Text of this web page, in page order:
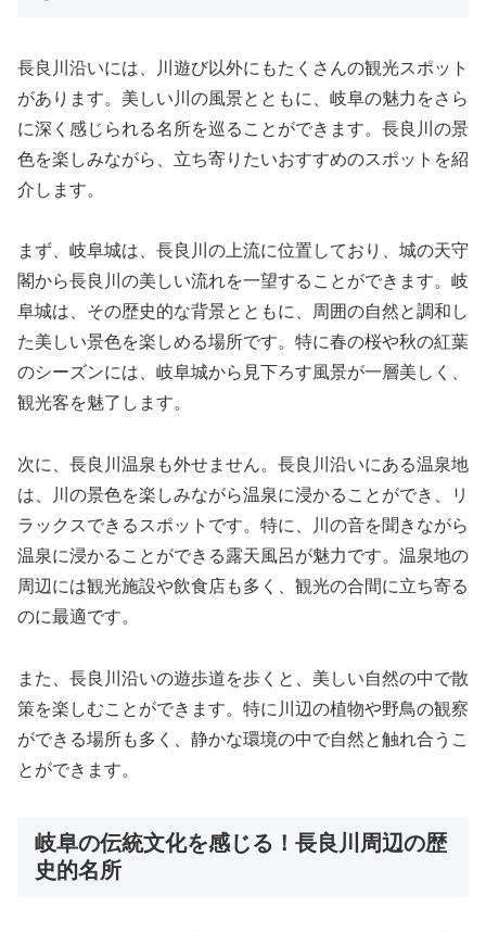
長良川沿いには、川遊び以外にもたくさんの観光スポット
があります。美しい川の風景とともに、岐阜の魅力をさら
に深く感じられる名所を巡ることができます。長良川の景
色を楽しみながら、立ち寄りたいおすすめのスポットを紹
介します。
まず、岐阜城は、長良川の上流に位置しており、城の天守
閣から長良川の美しい流れを一望することができます。岐
阜城は、その歴史的な背景とともに、周囲の自然と調和し
た美しい景色を楽しめる場所です。特に春の桜や秋の紅葉
のシーズンには、岐阜城から見下ろす風景が一層美しく、
観光客を魅了します。
次に、長良川温泉も外せません。長良川沿いにある温泉地
は、川の景色を楽しみながら温泉に浸かることができ、リ
ラックスできるスポットです。特に、川の音を聞きながら
温泉に浸かることができる露天風呂が魅力です。温泉地の
周辺には観光施設や飲食店も多く、観光の合間に立ち寄る
のに最適です。
また、長良川沿いの遊歩道を歩くと、美しい自然の中で散
策を楽しむことができます。特に川辺の植物や野鳥の観察
ができる場所も多く、静かな環境の中で自然と触れ合うこ
とができます。
岐阜の伝統文化を感じる！長良川周辺の歴
史的名所